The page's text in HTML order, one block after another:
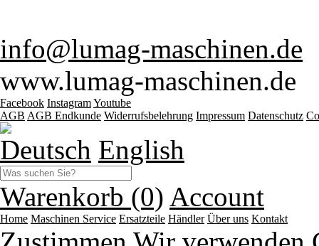
info@lumag-maschinen.de
www.lumag-maschinen.de
Facebook InstagramYoutube
AGB AGB Endkunde Widerrufsbelehrung Impressum Datenschutz
Deutsch English
Warenkorb (0) Account
Home Maschinen Service Ersatzteile Händler Über uns Kontakt